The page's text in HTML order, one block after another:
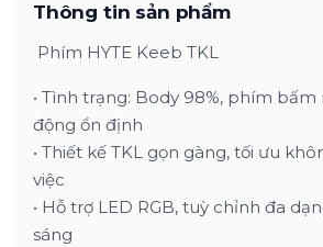
Thông tin sản phẩm
Phím HYTE Keeb TKL
• Tình trạng: Body 98%, phím
động ổn định
• Thiết kế TKL gọn gàng, tối ưu
việc
• Hỗ trợ LED RGB, tuỳ chỉnh đa
sáng